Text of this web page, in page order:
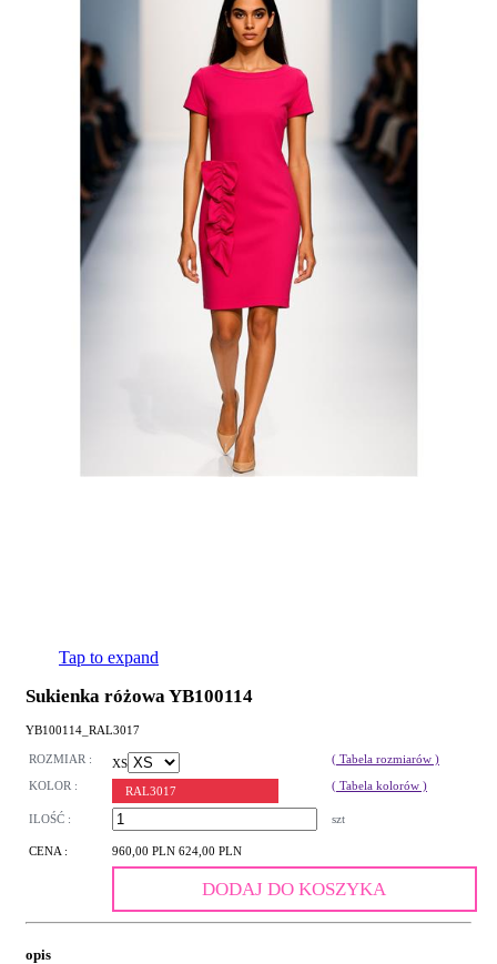
Tap to expand
Sukienka różowa YB100114
YB100114_RAL3017
ROZMIAR : XS
( Tabela rozmiarów )
KOLOR :
RAL3017 ( Tabela kolorów )
ILOŚĆ : szt
CENA : 960,00 PLN 624,00 PLN
DODAJ DO KOSZYKA
opis